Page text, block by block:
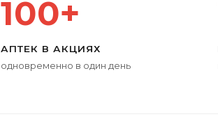
100+
АПТЕК В АКЦИЯХ
одновременно в один день